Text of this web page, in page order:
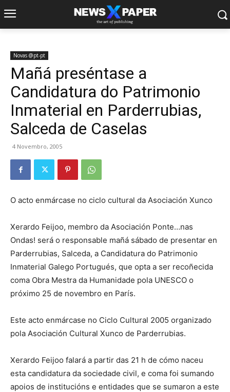
Novas @pt-pt
Mañá preséntase a
Candidatura do Patrimonio
Inmaterial en Parderrubias,
Salceda de Caselas
4 Novembro, 2005
O acto enmárcase no ciclo cultural da Asociación Xunco
Xerardo Feijoo, membro da Asociación Ponte…nas
Ondas! será o responsable mañá sábado de presentar en
Parderrubias, Salceda, a Candidatura do Patrimonio
Inmaterial Galego Portugués, que opta a ser recoñecida
coma Obra Mestra da Humanidade pola UNESCO o
próximo 25 de novembro en París.
Este acto enmárcase no Ciclo Cultural 2005 organizado
pola Asociación Cultural Xunco de Parderrubias.
Xerardo Feijoo falará a partir das 21 h de cómo naceu
esta candidatura da sociedade civil, e coma foi sumando
apoios de institucións e entidades que se sumaron a este